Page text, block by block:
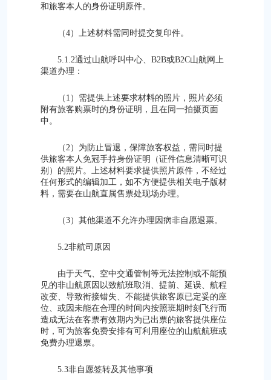
和旅客本人的身份证明原件。
（4）上述材料需同时提交复印件。
5.1.2通过山航呼叫中心、B2B或B2C山航网上
渠道办理：
（1）需提供上述要求材料的照片，照片必须
附有旅客购票时的身份证明，且在同一拍摄页面
中。
（2）为防止冒退，保障旅客权益，需同时提
供旅客本人免冠手持身份证明（证件信息清晰可识
别）的照片。上述材料要求提供照片原件，不经过
任何形式的编辑加工，如不方便提供相关电子版材
料，需要在山航直属售票处现场办理。
（3）其他渠道不允许办理因病非自愿退票。
5.2非航司原因
由于天气、空中交通管制等无法控制或不能预
见的非山航原因以致航班取消、提前、延误、航程
改变、导致衔接错失、不能提供旅客原已定妥的座
位、或因未能在合理的时间内按照班期时刻飞行而
造成无法在客票有效期内为已出票的旅客提供座位
时，可为旅客免费安排有可利用座位的山航航班或
免费办理退票。
5.3非自愿签转及其他事项